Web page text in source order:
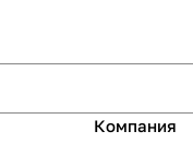
Компания